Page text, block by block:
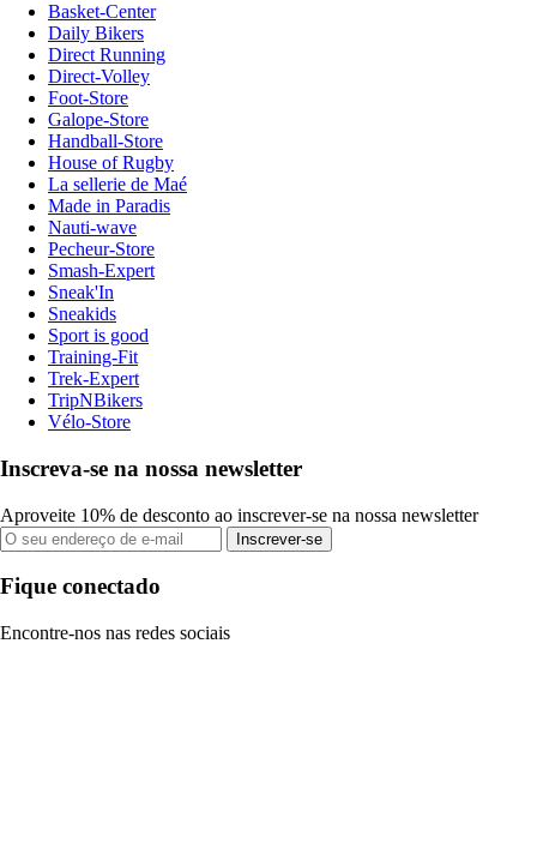
Basket-Center
Daily Bikers
Direct Running
Direct-Volley
Foot-Store
Galope-Store
Handball-Store
House of Rugby
La sellerie de Maé
Made in Paradis
Nauti-wave
Pecheur-Store
Smash-Expert
Sneak'In
Sneakids
Sport is good
Training-Fit
Trek-Expert
TripNBikers
Vélo-Store
Inscreva-se na nossa newsletter
Aproveite 10% de desconto ao inscrever-se na nossa newsletter
Inscrever-se
Fique conectado
Encontre-nos nas redes sociais